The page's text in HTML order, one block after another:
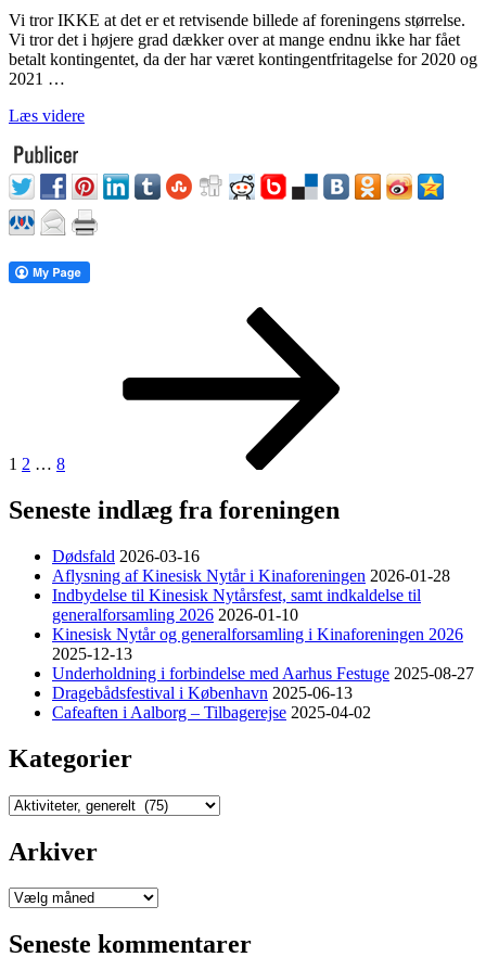
Vi tror IKKE at det er et retvisende billede af foreningens størrelse.
Vi tror det i højere grad dækker over at mange endnu ikke har fået
betalt kontingentet, da der har været kontingentfritagelse for 2020 og
2021 …
Læs videre“Nyhedsbrev
1 2 … 8
Seneste indlæg fra foreningen
Dødsfald 2026-03-16
Aflysning af Kinesisk Nytår i Kinaforeningen 2026-01-28
Indbydelse til Kinesisk Nytårsfest, samt indkaldelse til
generalforsamling 2026 2026-01-10
Kinesisk Nytår og generalforsamling i Kinaforeningen 2026
2025-12-13
Underholdning i forbindelse med Aarhus Festuge 2025-08-27
Dragebådsfestival i København 2025-06-13
Cafeaften i Aalborg – Tilbagerejse 2025-04-02
Kategorier
Kategorier
Arkiver
Arkiver
Seneste kommentarer